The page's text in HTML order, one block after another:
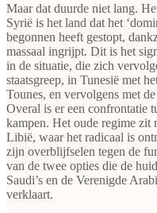
Maar dat duurde niet lang.
Syrië is het land dat het
begonnen heeft gestopt,
massaal ingrijpt. Dit is het
in de situatie, die zich
staatsgreep, in Tunesië met
Tounes, en vervolgens met
Overal is er een confrontatie
kampen. Het oude regime zit
Libië, waar het radicaal is
zijn overblijfselen tegen de
van de twee opties die de
Saudi’s en de Verenigde
verklaart.